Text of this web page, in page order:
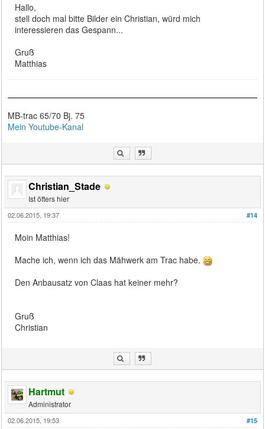
Hallo,
stell doch mal bitte Bilder ein Christian, würd mich
interessieren das Gespann...
Gruß
Matthias
MB-trac 65/70 Bj. 75
Mein Youtube-Kanal
Christian_Stade
Ist öfters hier
#14
02.06.2015, 19:37
Moin Matthias!
Mache ich, wenn ich das Mähwerk am Trac habe.
Den Anbausatz von Claas hat keiner mehr?
Gruß
Christian
Hartmut
Administrator
#15
02.06.2015, 19:53